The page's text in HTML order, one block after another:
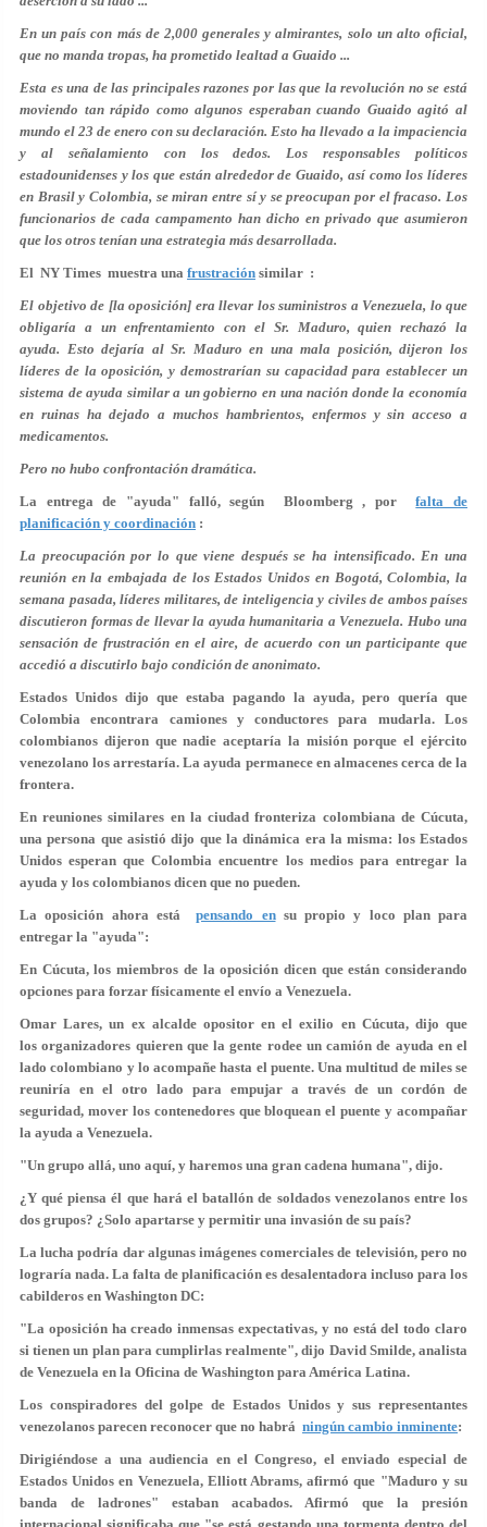
En un país con más de 2,000 generales y almirantes, solo un alto oficial,
que no manda tropas, ha prometido lealtad a Guaido ...
Esta es una de las principales razones por las que la revolución no se está
moviendo tan rápido como algunos esperaban cuando Guaido agitó al
mundo el 23 de enero con su declaración. Esto ha llevado a la impaciencia
y al señalamiento con los dedos. Los responsables políticos
estadounidenses y los que están alrededor de Guaido, así como los líderes
en Brasil y Colombia, se miran entre sí y se preocupan por el fracaso. Los
funcionarios de cada campamento han dicho en privado que asumieron
que los otros tenían una estrategia más desarrollada.
El NY Times muestra una frustración similar :
El objetivo de [la oposición] era llevar los suministros a Venezuela, lo que
obligaría a un enfrentamiento con el Sr. Maduro, quien rechazó la
ayuda. Esto dejaría al Sr. Maduro en una mala posición, dijeron los
líderes de la oposición, y demostrarían su capacidad para establecer un
sistema de ayuda similar a un gobierno en una nación donde la economía
en ruinas ha dejado a muchos hambrientos, enfermos y sin acceso a
medicamentos.
Pero no hubo confrontación dramática.
La entrega de "ayuda" falló, según Bloomberg , porfalta de
planificación y coordinación :
La preocupación por lo que viene después se ha intensificado. En una
reunión en la embajada de los Estados Unidos en Bogotá, Colombia, la
semana pasada, líderes militares, de inteligencia y civiles de ambos países
discutieron formas de llevar la ayuda humanitaria a Venezuela. Hubo una
sensación de frustración en el aire, de acuerdo con un participante que
accedió a discutirlo bajo condición de anonimato.
Estados Unidos dijo que estaba pagando la ayuda, pero quería que
Colombia encontrara camiones y conductores para mudarla. Los
colombianos dijeron que nadie aceptaría la misión porque el ejército
venezolano los arrestaría. La ayuda permanece en almacenes cerca de la
frontera.
En reuniones similares en la ciudad fronteriza colombiana de Cúcuta,
una persona que asistió dijo que la dinámica era la misma: los Estados
Unidos esperan que Colombia encuentre los medios para entregar la
ayuda y los colombianos dicen que no pueden.
La oposición ahora estápensando ensu propio y loco plan para
entregar la "ayuda":
En Cúcuta, los miembros de la oposición dicen que están considerando
opciones para forzar físicamente el envío a Venezuela.
Omar Lares, un ex alcalde opositor en el exilio en Cúcuta, dijo que
los organizadores quieren que la gente rodee un camión de ayuda en el
lado colombiano y lo acompañe hasta el puente. Una multitud de miles se
reuniría en el otro lado para empujar a través de un cordón de
seguridad, mover los contenedores que bloquean el puente y acompañar
la ayuda a Venezuela.
"Un grupo allá, uno aquí, y haremos una gran cadena humana", dijo.
¿Y qué piensa él que hará el batallón de soldados venezolanos entre los
dos grupos? ¿Solo apartarse y permitir una invasión de su país?
La lucha podría dar algunas imágenes comerciales de televisión, pero no
lograría nada. La falta de planificación es desalentadora incluso para los
cabilderos en Washington DC:
"La oposición ha creado inmensas expectativas, y no está del todo claro
si tienen un plan para cumplirlas realmente", dijo David Smilde, analista
de Venezuela en la Oficina de Washington para América Latina.
Los conspiradores del golpe de Estados Unidos y sus representantes
venezolanos parecen reconocer que no habrá ningún cambio inminente:
Dirigiéndose a una audiencia en el Congreso, el enviado especial de
Estados Unidos en Venezuela, Elliott Abrams, afirmó que "Maduro y su
banda de ladrones" estaban acabados. Afirmó que la presión